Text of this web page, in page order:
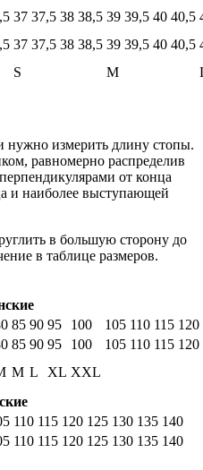
37 37,5 38 38,5 39 39,5 40 40,5
37 37,5 38 38,5 39 39,5 40 40,5
S M
нужно измерить длину стопы.
равномерно распределив
от конца
и наиболее выступающей
в большую сторону до
в таблице размеров.
85 90 95 100 105 110 115 120
85 90 95 100 105 110 115 120
M L XL XXL
110 115 120 125 130 135 140
110 115 120 125 130 135 140